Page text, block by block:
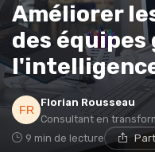
Améliorer
des équipes
Florian Rousseau
Consultant en
9 min de lecture